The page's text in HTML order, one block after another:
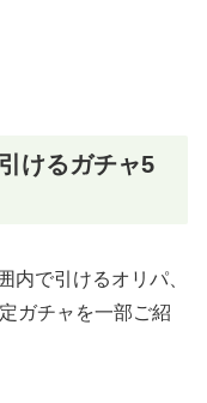
けるガチャ5
内で引けるオリパ、
ガチャを一部ご紹